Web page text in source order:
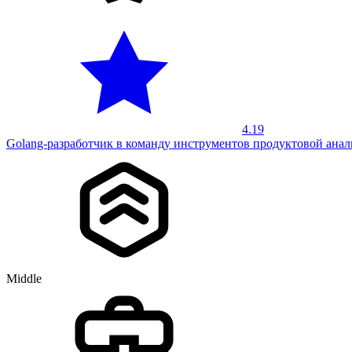
4.19
Golang-разработчик в команду инструментов продуктовой
Middle